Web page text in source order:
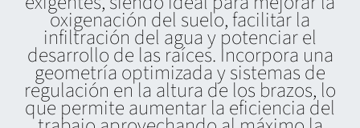
oxigenación del suelo, facilitar la
infiltración del agua y potenciar el
desarrollo de las raíces. Incorpora una
geometría optimizada y sistemas de
regulación en la altura de los brazos, lo
que permite aumentar la eficiencia del